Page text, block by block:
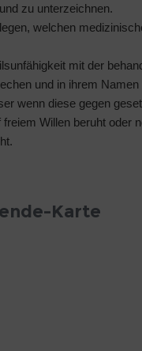
zu unterzeichnen.
welchen
mit der
und in ihrem
wenn diese gegen
Willen beruht oder
Karte